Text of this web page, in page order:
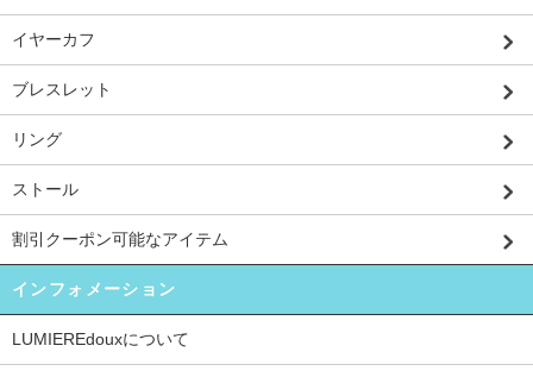
イヤーカフ
ブレスレット
リング
ストール
割引クーポン可能なアイテム
インフォメーション
LUMIEREdouxについて